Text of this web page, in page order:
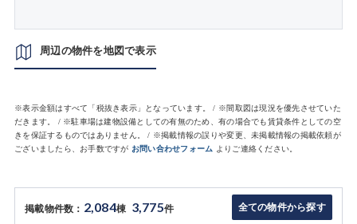
周辺の物件を地図で表示
※表示金額はすべて「税抜き表示」となっています。 / ※間取図は現況を優先させていた
だきます。 / ※駐車場は建物設備としての有無のため、有の場合でも賃貸条件としての空
きを保証するものではありません。 / ※掲載情報の誤りや変更、未掲載情報の掲載依頼が
ございましたら、お手数ですが お問い合わせフォーム よりご連絡ください。
掲載物件数： 2,084棟 3,775件 全ての物件から探す